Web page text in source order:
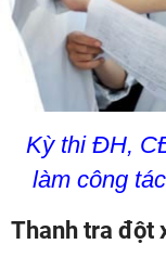
Kỳ thi ĐH,
làm công
Thanh tra đột